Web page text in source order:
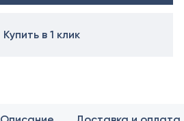
Купить в 1 клик